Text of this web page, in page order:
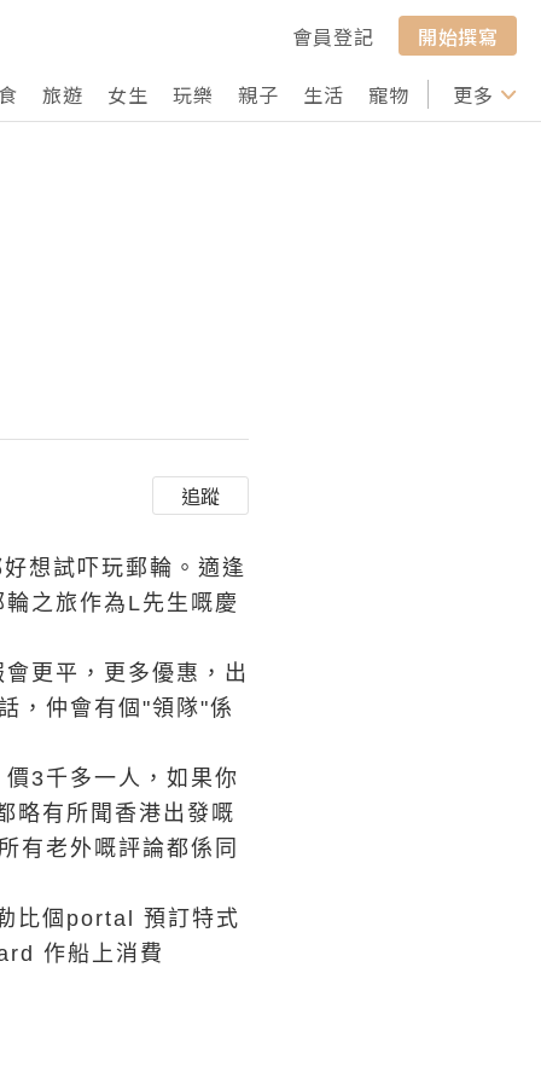
會員登記
開始撰寫
旅遊 女生 玩樂 親子 生活 寵物 行山 打卡
更多
追蹤
想試吓玩郵輪。適逢
之旅作為L先生嘅慶
更平，更多優惠，出
，仲會有個"領隊"係
3千多一人，如果你
略有所聞香港出發嘅
老外嘅評論都係同
比個portal 預訂特式
作船上消費